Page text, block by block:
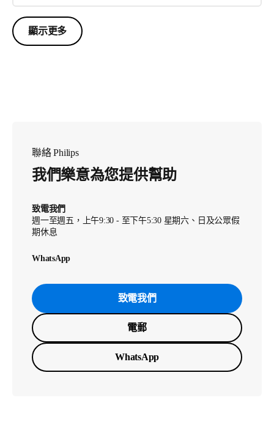
顯示更多
聯絡 Philips
我們樂意為您提供幫助
致電我們
週一至週五，上午9:30 - 至下午5:30 星期六、日及公眾假
期休息
WhatsApp
致電我們
電郵
WhatsApp